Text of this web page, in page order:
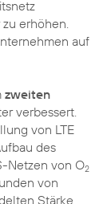
erhöhen.
auf
zweiten
verbessert.
von LTE
des
Netzen von O2
von
Stärke